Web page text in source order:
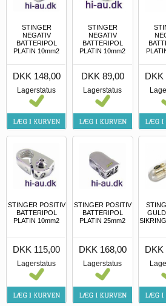
STINGER
NEGATIV
BATTERIPOL
PLATIN 10mm2
DKK 148,00
Lagerstatus
STINGER
NEGATIV
BATTERIPOL
PLATIN 10mm2
DKK 89,00
Lagerstatus
DKK
STINGER POSITIV
BATTERIPOL
PLATIN 10mm2
DKK 115,00
Lagerstatus
STINGER POSITIV
BATTERIPOL
PLATIN 25mm2
DKK 168,00
Lagerstatus
DKK